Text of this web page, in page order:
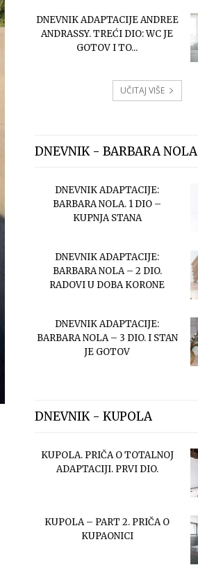
DNEVNIK ADAPTACIJE ANDREE
ANDRASSY. TREĆI DIO: WC JE
GOTOV I TO...
UČITAJ VIŠE
DNEVNIK - BARBARA NOLA
DNEVNIK ADAPTACIJE:
BARBARA NOLA. 1 DIO –
KUPNJA STANA
DNEVNIK ADAPTACIJE:
BARBARA NOLA – 2 DIO.
RADOVI U DOBA KORONE
DNEVNIK ADAPTACIJE:
BARBARA NOLA – 3 DIO. I STAN
JE GOTOV
DNEVNIK - KUPOLA
KUPOLA. PRIČA O TOTALNOJ
ADAPTACIJI. PRVI DIO.
KUPOLA – PART 2. PRIČA O
KUPAONICI